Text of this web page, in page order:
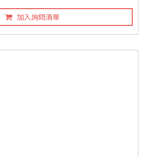
加入詢問清單